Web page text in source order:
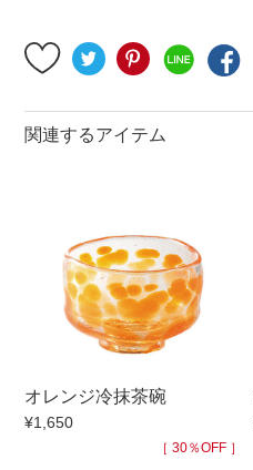
特集
カラー
機能性
手ざわり
柄
関連するアイテム
オレンジ冷抹茶碗
¥1,650
［ 30％OFF ］